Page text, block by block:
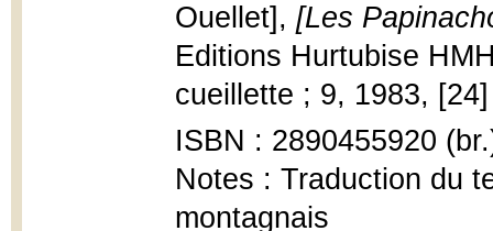
Ouellet], [Les
Editions Hurtubise
cueillette ; 9, 1983,
ISBN : 2890455920
Notes : Traduction du
montagnais